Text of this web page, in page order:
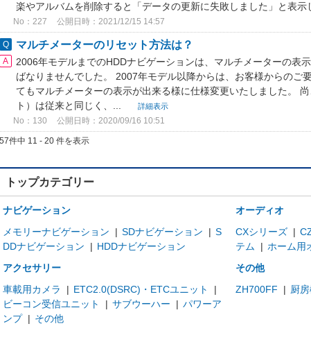
楽やアルバムを削除すると「データの更新に失敗しました」と表示
No：227 公開日時：2021/12/15 14:57
マルチメーターのリセット方法は？
2006年モデルまでのHDDナビゲーションは、マルチメーターの表
ばなりませんでした。 2007年モデル以降からは、お客様からのご
てもマルチメーターの表示が出来る様に仕様変更いたしました。
ト）は従来と同じく、...
詳細表示
No：130 公開日時：2020/09/16 10:51
57件中 11 - 20 件を表示
トップカテゴリー
ナビゲーション
メモリーナビゲーション
| SDナビゲーション | S
DDナビゲーション
| HDDナビゲーション
オーディオ
CXシリーズ |
テム
| ホーム用
アクセサリー
車載用カメラ
| ETC2.0(DSRC)・ETCユニット
|
ビーコン受信ユニット
| サブウーハー | パワーア
ンプ | その他
その他
ZH700FF
| 厨